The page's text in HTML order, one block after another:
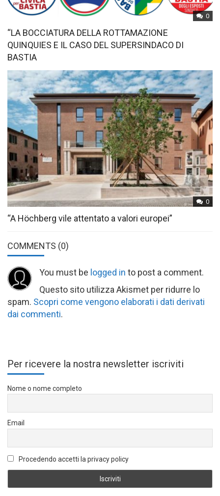
0
“LA BOCCIATURA DELLA ROTTAMAZIONE
QUINQUIES E IL CASO DEL SUPERSINDACO DI
BASTIA
0
“A Höchberg vile attentato a valori europei”
COMMENTS (0)
You must be logged in to post a comment.
Questo sito utilizza Akismet per ridurre lo
spam. Scopri come vengono elaborati i dati derivati
dai commenti.
Per ricevere la nostra newsletter iscriviti
Nome o nome completo
Email
Procedendo accetti la privacy policy